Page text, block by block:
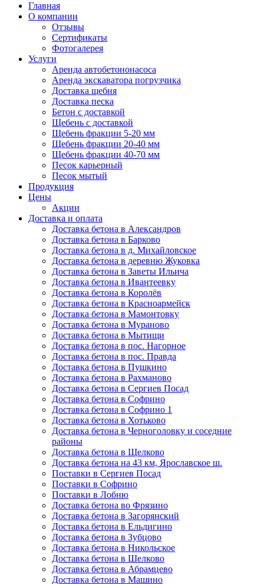
Главная
О компании
Отзывы
Сертификаты
Фотогалерея
Услуги
Аренда автобетононасоса
Аренда экскаватора погрузчика
Доставка щебня
Доставка песка
Бетон с доставкой
Щебень с доставкой
Щебень фракции 5-20 мм
Щебень фракции 20-40 мм
Щебень фракции 40-70 мм
Песок карьерный
Песок мытый
Продукция
Цены
Акции
Доставка и оплата
Доставка бетона в Александров
Доставка бетона в Барково
Доставка бетона в д. Михайловское
Доставка бетона в деревню Жуковка
Доставка бетона в Заветы Ильича
Доставка бетона в Ивантеевку
Доставка бетона в Королёв
Доставка бетона в Красноармейск
Доставка бетона в Мамонтовку
Доставка бетона в Мураново
Доставка бетона в Мытищи
Доставка бетона в пос. Нагорное
Доставка бетона в пос. Правда
Доставка бетона в Пушкино
Доставка бетона в Рахманово
Доставка бетона в Сергиев Посад
Доставка бетона в Софрино
Доставка бетона в Софрино 1
Доставка бетона в Хотьково
Доставка бетона в Черноголовку и соседние
районы
Доставка бетона в Щелково
Доставка бетона на 43 км, Ярославское ш.
Поставки в Сергиев Посад
Поставки в Софрино
Поставки в Лобню
Доставка бетона во Фрязино
Доставка бетона в Загорянский
Доставка бетона в Ельдигино
Доставка бетона в Зубцово
Доставка бетона в Никольское
Доставка бетона в Шелково
Доставка бетона в Абрамцево
Доставка бетона в Машино